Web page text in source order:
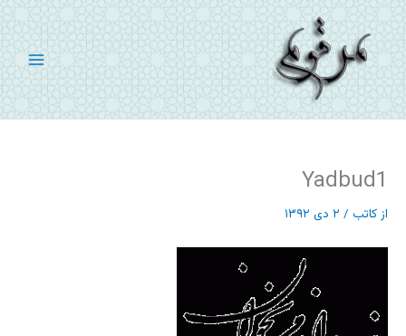
پرش
به
محتوا
Yadbud1
از کاتب / ۲ دی ۱۳۹۲